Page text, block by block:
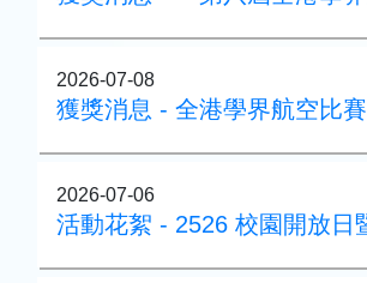
2026-07-08
獲獎消息 - 全港學界航空比賽
2026-07-06